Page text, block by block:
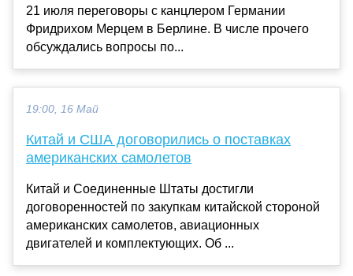
21 июля переговоры с канцлером Германии
Фридрихом Мерцем в Берлине. В числе прочего
обсуждались вопросы по...
19:00, 16 Май
Китай и США договорились о поставках
американских самолетов
Китай и Соединенные Штаты достигли
договоренностей по закупкам китайской стороной
американских самолетов, авиационных
двигателей и комплектующих. Об ...